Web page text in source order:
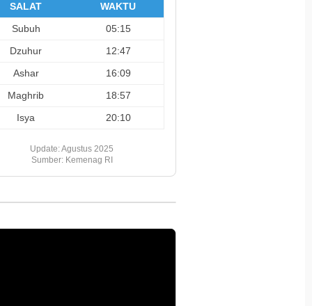
SALAT
WAKTU
Subuh
05:15
Dzuhur
12:47
Ashar
16:09
Maghrib
18:57
Isya
20:10
Update: Agustus 2025
Sumber: Kemenag RI